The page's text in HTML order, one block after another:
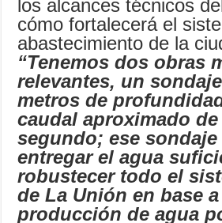
los alcances técnicos
cómo fortalecerá el
abastecimiento de la
“Tenemos dos obras
relevantes, un
metros de
caudal aproximado
segundo; ese sondaje
entregar el agua
robustecer todo el
de La Unión en base
producción de agua